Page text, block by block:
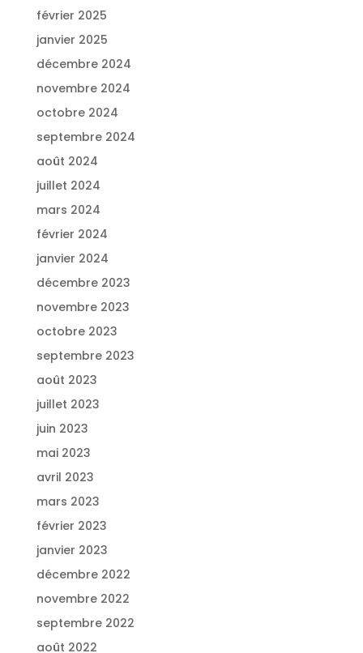
février 2025
janvier 2025
décembre 2024
novembre 2024
octobre 2024
septembre 2024
août 2024
juillet 2024
mars 2024
février 2024
janvier 2024
décembre 2023
novembre 2023
octobre 2023
septembre 2023
août 2023
juillet 2023
juin 2023
mai 2023
avril 2023
mars 2023
février 2023
janvier 2023
décembre 2022
novembre 2022
septembre 2022
août 2022